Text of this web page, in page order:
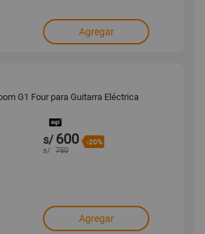
Agregar
G1 Four para Guitarra Eléctrica
s/ 600 -20%
s/ 750
Agregar